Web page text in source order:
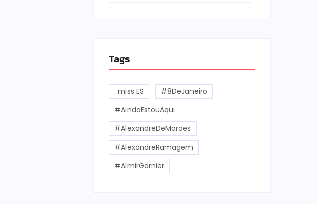
Tags
: miss ES
#8DeJaneiro
#AindaEstouAqui
#AlexandreDeMoraes
#AlexandreRamagem
#AlmirGarnier